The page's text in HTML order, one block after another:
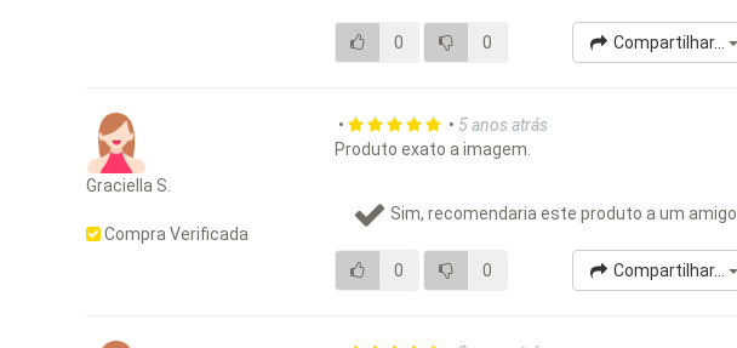
0 0 Compartilhar...
Graciella S.
Compra Verificada
• • 5 anos atrás
Produto exato a imagem.
Sim, recomendaria este produto a um amigo
0 0 Compartilhar...